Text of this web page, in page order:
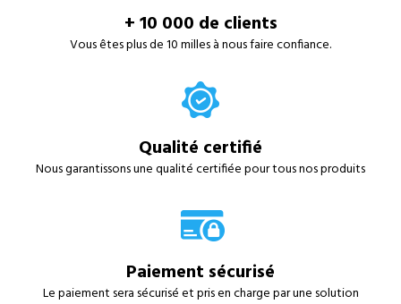
+ 10 000 de clients
Vous êtes plus de 10 milles à nous faire confiance.
Qualité certifié
Nous garantissons une qualité certifiée pour tous nos produits
Paiement sécurisé
Le paiement sera sécurisé et pris en charge par une solution